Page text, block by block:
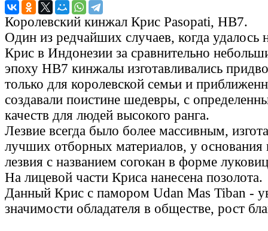
Королевский кинжал Крис Pasopati, HB7.
Один из редчайших случаев, когда удалось
Крис в Индонезии за сравнительно
эпоху HB7 кинжалы изготавливались
только для королевской семьи и
создавали поистине шедевры, с
качеств для людей высокого ранга.
Лезвие всегда было более массивным,
лучших отборных материалов, у основания
лезвия с названием согокан в форме
На лицевой части Криса нанесена позолота.
Данный Крис с памором Udan Mas Tiban -
значимости обладателя в обществе, рост